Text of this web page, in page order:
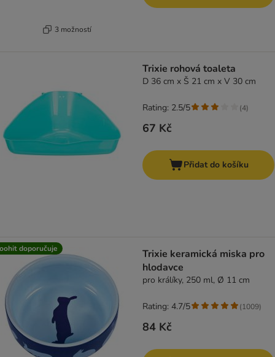
3 možností
Trixie rohová toaleta
D 36 cm x Š 21 cm x V 30 cm
67 Kč
Rating: 2.5/5 (4)
Přidat do košíku
doporučuje
Trixie keramická miska pro
hlodavce
pro králíky, 250 ml, Ø 11 cm
84 Kč
Rating: 4.7/5 (1009)